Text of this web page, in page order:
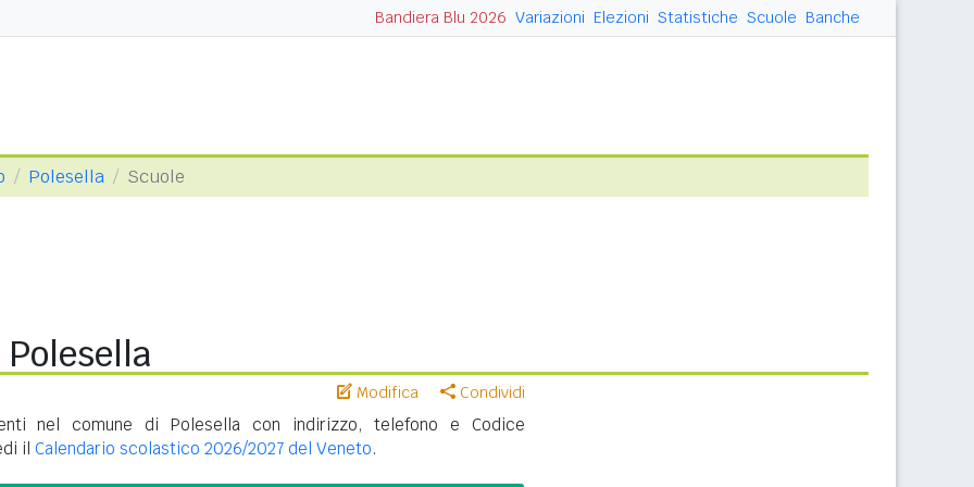
Bandiera Blu 2026 Variazioni Elezioni Statistiche Scuole Banche
Polesella Scuole
Modifica Condividi
nel comune di Polesella con indirizzo, telefono e Codice
il Calendario scolastico 2026/2027 del Veneto.